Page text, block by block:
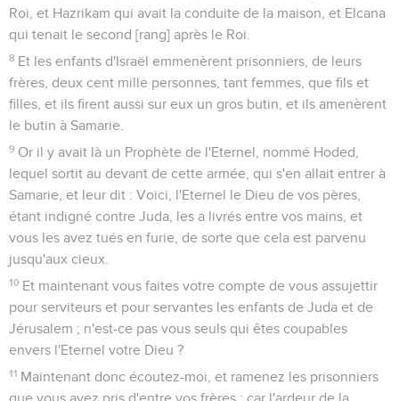
Roi, et Hazrikam qui avait la conduite de la maison, et Elcana
qui tenait le second [rang] après le Roi.
8 Et les enfants d'Israël emmenèrent prisonniers, de leurs
frères, deux cent mille personnes, tant femmes, que fils et
filles, et ils firent aussi sur eux un gros butin, et ils amenèrent
le butin à Samarie.
9 Or il y avait là un Prophète de l'Eternel, nommé Hoded,
lequel sortit au devant de cette armée, qui s'en allait entrer à
Samarie, et leur dit : Voici, l'Eternel le Dieu de vos pères,
étant indigné contre Juda, les a livrés entre vos mains, et
vous les avez tués en furie, de sorte que cela est parvenu
jusqu'aux cieux.
10 Et maintenant vous faites votre compte de vous assujettir
pour serviteurs et pour servantes les enfants de Juda et de
Jérusalem ; n'est-ce pas vous seuls qui êtes coupables
envers l'Eternel votre Dieu ?
11 Maintenant donc écoutez-moi, et ramenez les prisonniers
que vous avez pris d'entre vos frères ; car l'ardeur de la